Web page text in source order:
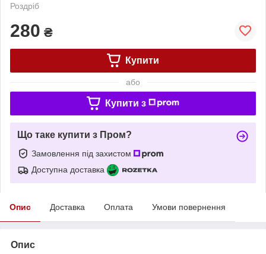
Роздріб
280 ₴
Купити
або
Купити з
Що таке купити з Пром?
Замовлення під захистом
Доступна доставка
Опис Доставка Оплата Умови повернення
Опис